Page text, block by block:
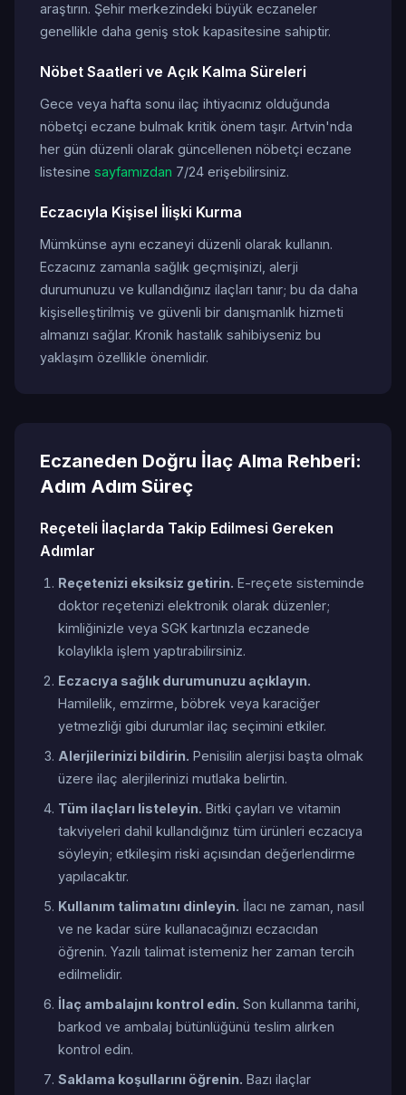
araştırın. Şehir merkezindeki büyük eczaneler
genellikle daha geniş stok kapasitesine sahiptir.
Nöbet Saatleri ve Açık Kalma Süreleri
Gece veya hafta sonu ilaç ihtiyacınız olduğunda
nöbetçi eczane bulmak kritik önem taşır. Artvin'nda
her gün düzenli olarak güncellenen nöbetçi eczane
listesine sayfamızdan 7/24 erişebilirsiniz.
Eczacıyla Kişisel İlişki Kurma
Mümkünse aynı eczaneyi düzenli olarak kullanın.
Eczacınız zamanla sağlık geçmişinizi, alerji
durumunuzu ve kullandığınız ilaçları tanır; bu da daha
kişiselleştirilmiş ve güvenli bir danışmanlık hizmeti
almanızı sağlar. Kronik hastalık sahibiyseniz bu
yaklaşım özellikle önemlidir.
Eczaneden Doğru İlaç Alma Rehberi:
Adım Adım Süreç
Reçeteli İlaçlarda Takip Edilmesi Gereken
Adımlar
Reçetenizi eksiksiz getirin. E-reçete sisteminde
doktor reçetenizi elektronik olarak düzenler;
kimliğinizle veya SGK kartınızla eczanede
kolaylıkla işlem yaptırabilirsiniz.
Eczacıya sağlık durumunuzu açıklayın.
Hamilelik, emzirme, böbrek veya karaciğer
yetmezliği gibi durumlar ilaç seçimini etkiler.
Alerjilerinizi bildirin. Penisilin alerjisi başta olmak
üzere ilaç alerjilerinizi mutlaka belirtin.
Tüm ilaçları listeleyin. Bitki çayları ve vitamin
takviyeleri dahil kullandığınız tüm ürünleri eczacıya
söyleyin; etkileşim riski açısından değerlendirme
yapılacaktır.
Kullanım talimatını dinleyin. İlacı ne zaman, nasıl
ve ne kadar süre kullanacağınızı eczacıdan
öğrenin. Yazılı talimat istemeniz her zaman tercih
edilmelidir.
İlaç ambalajını kontrol edin. Son kullanma tarihi,
barkod ve ambalaj bütünlüğünü teslim alırken
kontrol edin.
Saklama koşullarını öğrenin. Bazı ilaçlar